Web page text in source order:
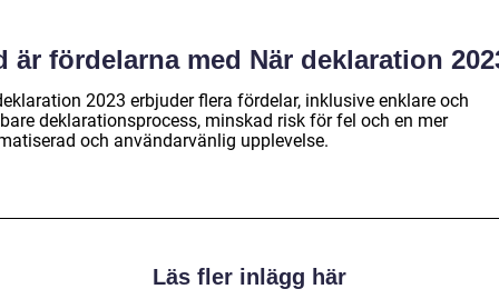
är fördelarna med När deklaration
2023 erbjuder flera fördelar, inklusive enklare och
deklarationsprocess, minskad risk för fel och en mer
och användarvänlig upplevelse.
Läs fler inlägg här